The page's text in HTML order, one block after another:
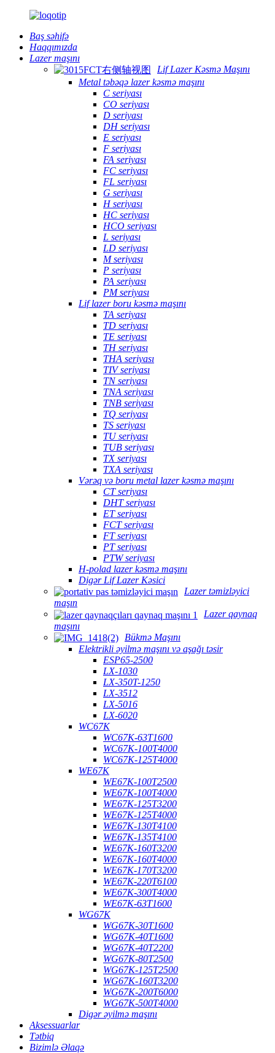
Baş səhifə
Haqqımızda
Lazer maşını
Lif Lazer Kəsmə Maşını
Metal təbəqə lazer kəsmə maşını
C seriyası
CO seriyası
D seriyası
DH seriyası
E seriyası
F seriyası
FA seriyası
FC seriyası
FL seriyası
G seriyası
H seriyası
HC seriyası
HCO seriyası
L seriyası
LD seriyası
M seriyası
P seriyası
PA seriyası
PM seriyası
Lif lazer boru kəsmə maşını
TA seriyası
TD seriyası
TE seriyası
TH seriyası
THA seriyası
TIV seriyası
TN seriyası
TNA seriyası
TNB seriyası
TQ seriyası
TS seriyası
TU seriyası
TUB seriyası
TX seriyası
TXA seriyası
Vərəq və boru metal lazer kəsmə maşını
CT seriyası
DHT seriyası
ET seriyası
FCT seriyası
FT seriyası
PT seriyası
PTW seriyası
H-polad lazer kəsmə maşını
Digər Lif Lazer Kəsici
Lazer təmizləyici
maşın
Lazer qaynaq
maşını
Bükmə Maşını
Elektrikli əyilmə maşını və aşağı təsir
ESP65-2500
LX-1030
LX-350T-1250
LX-3512
LX-5016
LX-6020
WC67K
WC67K-63T1600
WC67K-100T4000
WC67K-125T4000
WE67K
WE67K-100T2500
WE67K-100T4000
WE67K-125T3200
WE67K-125T4000
WE67K-130T4100
WE67K-135T4100
WE67K-160T3200
WE67K-160T4000
WE67K-170T3200
WE67K-220T6100
WE67K-300T4000
WE67K-63T1600
WG67K
WG67K-30T1600
WG67K-40T1600
WG67K-40T2200
WG67K-80T2500
WG67K-125T2500
WG67K-160T3200
WG67K-200T6000
WG67K-500T4000
Digər əyilmə maşını
Aksessuarlar
Tətbiq
Bizimlə Əlaqə